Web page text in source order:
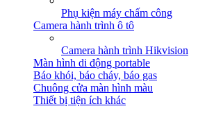
Phụ kiện máy chấm công
Camera hành trình ô tô
Camera hành trình Hikvision
Màn hình di động portable
Báo khói, báo cháy, báo gas
Chuông cửa màn hình màu
Thiết bị tiện ích khác